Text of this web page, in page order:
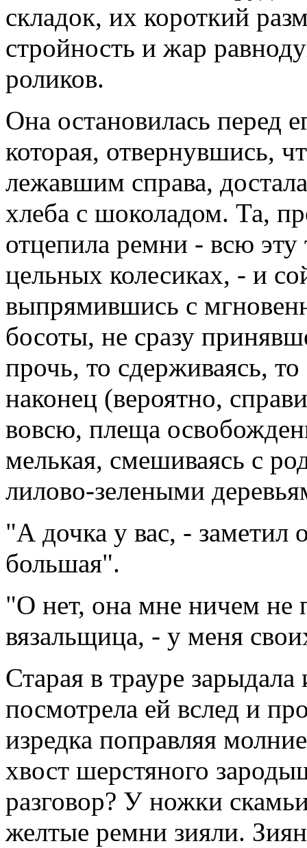
складок, их короткий
стройность и жар
роликов.
Она остановилась перед
которая, отвернувшись,
лежавшим справа,
хлеба с шоколадом. Та,
отцепила ремни - всю
цельных колесиках, - и
выпрямившись с
босоты, не сразу
прочь, то сдерживаясь,
наконец (вероятно,
вовсю, плеща
мелькая, смешиваясь с
лилово-зелеными
"А дочка у вас, - заметил
большая".
"О нет, она мне ничем не
вязальщица, - у меня
Старая в трауре
посмотрела ей вслед и
изредка поправляя
хвост шерстяного
разговор? У ножки
желтые ремни зияли.